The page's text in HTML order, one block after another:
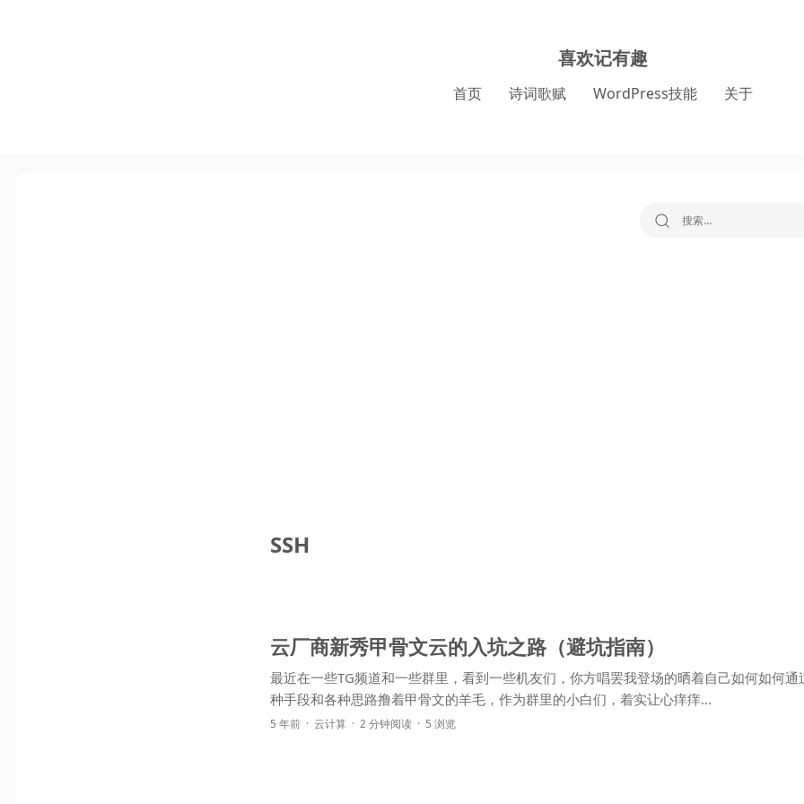
喜欢记有趣
首页 诗词歌赋 WordPress技能 关于
搜索：
SSH
云厂商新秀甲骨文云的入坑之路（避坑指南）
最近在一些TG频道和一些群里，看到一些机友们，你方唱罢我登场的晒着自己如何如何通
种手段和各种思路撸着甲骨文的羊毛，作为群里的小白们，着实让心痒痒...
5 年前 云计算 2 分钟阅读 5 浏览